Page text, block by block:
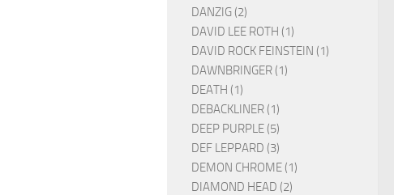
DANZIG (2)
DAVID LEE ROTH (1)
DAVID ROCK FEINSTEIN (1)
DAWNBRINGER (1)
DEATH (1)
DEBACKLINER (1)
DEEP PURPLE (5)
DEF LEPPARD (3)
DEMON CHROME (1)
DIAMOND HEAD (2)